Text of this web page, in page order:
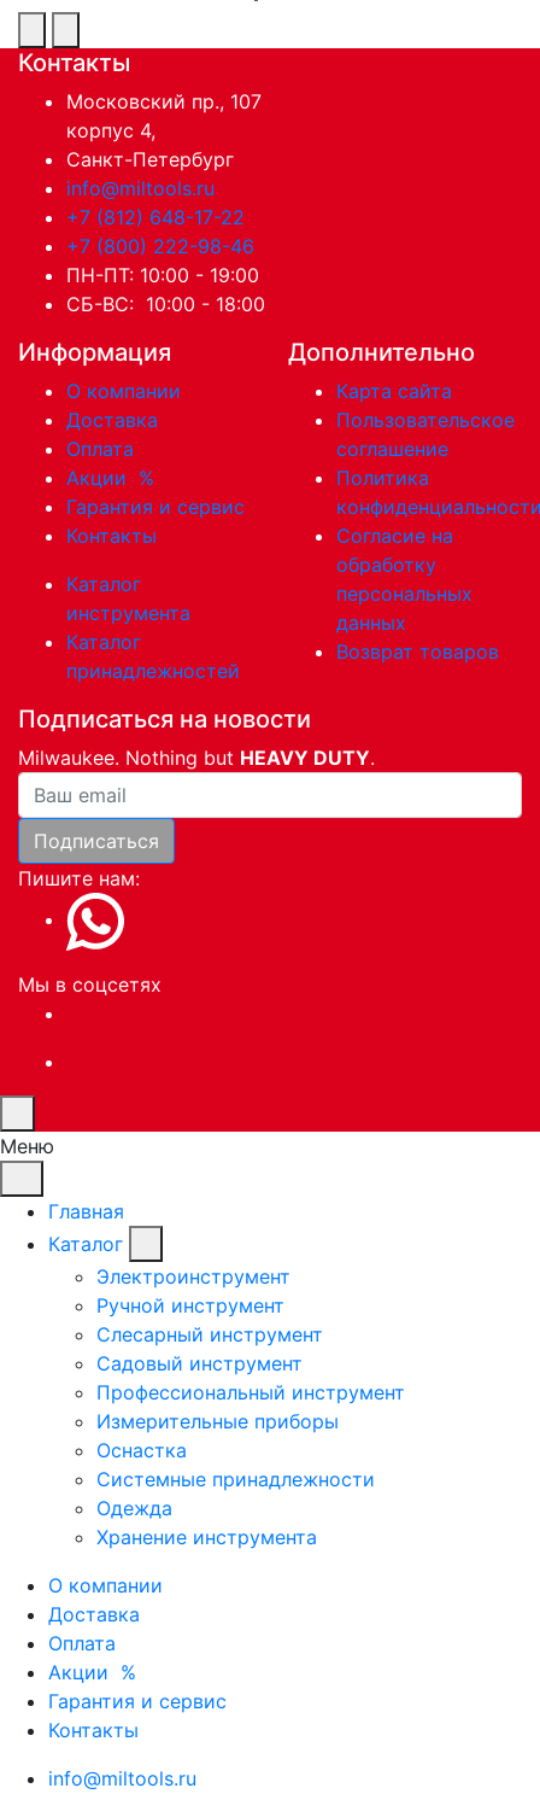
Контакты
Московский пр., 107
корпус 4,
Санкт-Петербург
info@miltools.ru
+7 (812) 648-17-22
+7 (800) 222-98-46
ПН-ПТ: 10:00 - 19:00
СБ-ВС: 10:00 - 18:00
Информация
О компании
Доставка
Оплата
Акции %
Гарантия и сервис
Контакты
Каталог
инструмента
Каталог
принадлежностей
Дополнительно
Карта сайта
Пользовательское
соглашение
Политика
Согласие на
обработку
персональных
данных
Возврат товаров
Подписаться на новости
Milwaukee. Nothing but HEAVY DUTY.
Ваша почта
Подписаться
Пишите нам:
Мы в соцсетях
Меню
Главная
Каталог
Электроинструмент
Ручной инструмент
Слесарный инструмент
Садовый инструмент
Профессиональный инструмент
Измерительные приборы
Оснастка
Системные принадлежности
Одежда
Хранение инструмента
О компании
Доставка
Оплата
Акции %
Гарантия и сервис
Контакты
info@miltools.ru